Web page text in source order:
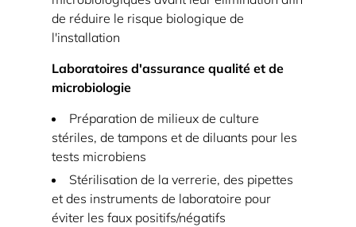
matière
de
sécurité
alimentaire
Utiliser
les
concepts
de
létalité
de réduire le risque biologique de
l'installation
Laboratoires d'assurance qualité et de
microbiologie
Préparation de milieux de culture
stériles, de tampons et de diluants pour les
tests microbiens
Stérilisation de la verrerie, des pipettes
et des instruments de laboratoire pour
éviter les faux positifs/négatifs